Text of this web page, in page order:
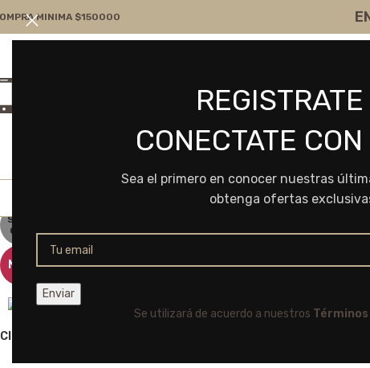
CONECTATE
Sea el primero en conocer nuestras
obtenga ofertas
Se utilizará de acuerdo a nuestros
MINIMA $150000
ventas@frvr.com.ar
SOLD
OUT
NEW
Click to enlarge